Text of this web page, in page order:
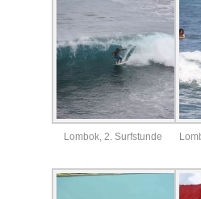
Lombok, 2. Surfstunde